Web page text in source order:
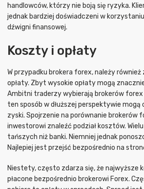
handlowców, którzy nie boją się ryzyka.
jednak bardziej doświadczeni w
dźwigni finansowej.
Koszty i opłaty
W przypadku brokera forex, należy również
opłaty. Zbyt wysokie opłaty mogą
Ambitni traderzy wybierają brokerów forex
ten sposób w dłuższej perspektywie mogą
zyski. Spojrzenie na porównanie brokerów
inwestorowi znaleźć podział kosztów.
tańszych niż banki. Niemniej jednak
Najlepiej jest przejść bezpośrednio na
Niestety, często zdarza się, że najwyższe
płacone bezpośrednio brokerowi Forex.